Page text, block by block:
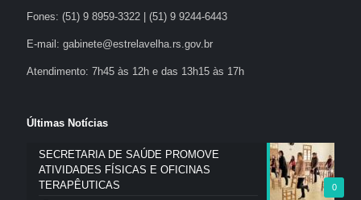
Fones: (51) 9 8959-3322 | (51) 9 9244-6443
E-mail: gabinete@estrelavelha.rs.gov.br
Atendimento: 7h45 às 12h e das 13h15 às 17h
Últimas Notícias
0
SECRETARIA DE SAÚDE PROMOVE
ATIVIDADES FÍSICAS E OFICINAS
TERAPÊUTICAS